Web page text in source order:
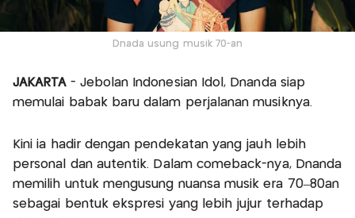
Dnada usung musik 70-an
JAKARTA- Jebolan Indonesian Idol, Dnanda siap
memulai babak baru dalam perjalanan musiknya.
Kini ia hadir dengan pendekatan yang jauh lebih
personal dan autentik. Dalam comeback-nya, Dnanda
memilih untuk mengusung nuansa musik era 70–80an
sebagai bentuk ekspresi yang lebih jujur terhadap